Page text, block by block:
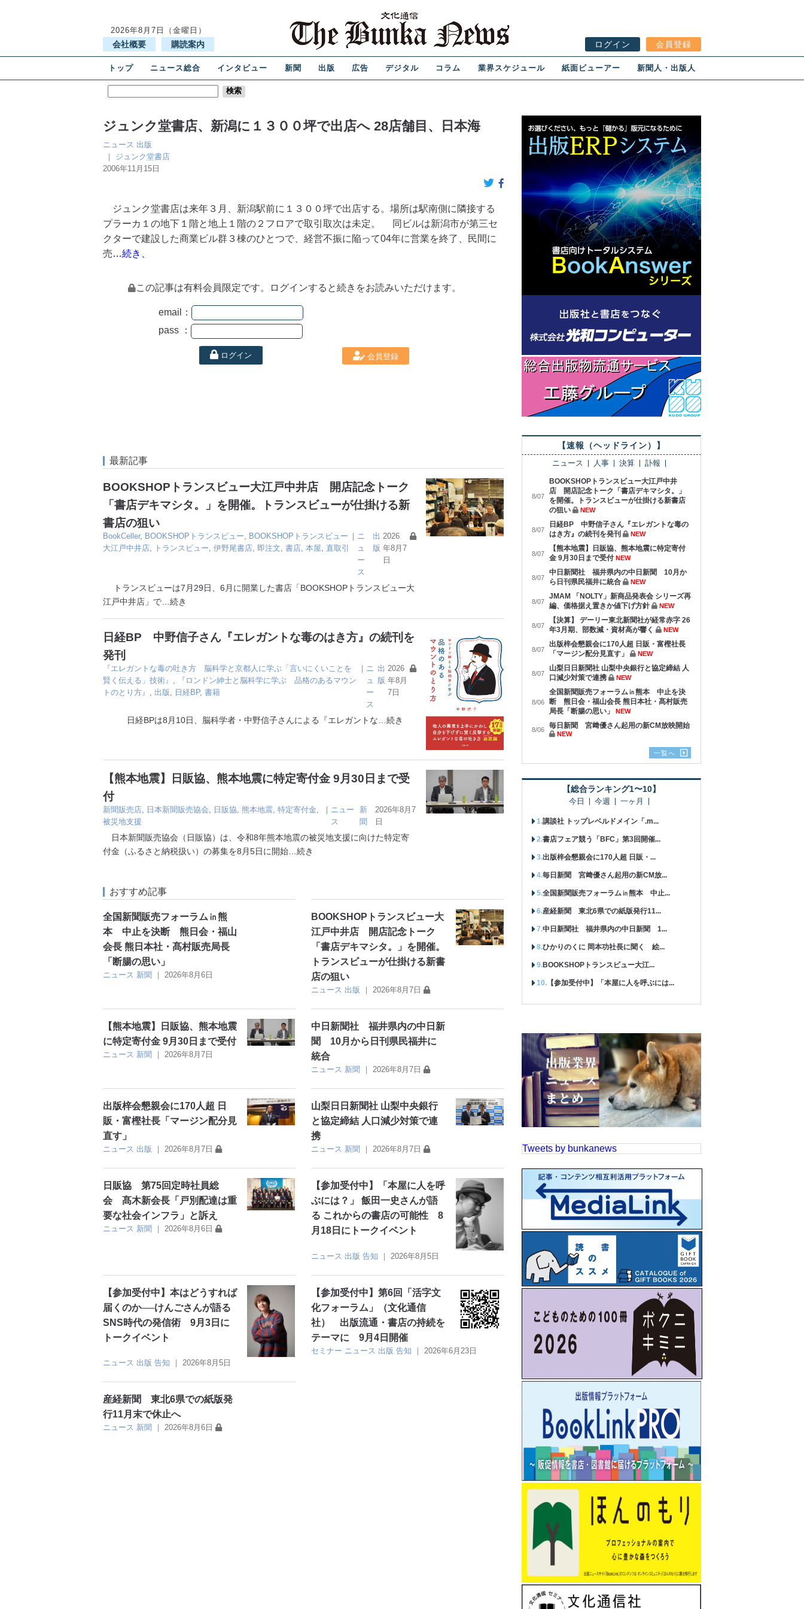
2026年8月7日（金曜日）
会社概要 購読案内 ログイン 会員登録
トップ ニュース総合 インタビュー 新聞 出版 広告 デジタル コラム 業界スケジュール 紙面ビューアー 新聞人・出版人
ジュンク堂書店、新潟に１３００坪で出店へ 28店舗目、日本海
ニュース 出版
｜ ジュンク堂書店
2006年11月15日
ジュンク堂書店は来年３月、新潟駅前に１３００坪で出店する。場所は駅南側に隣接する
プラーカ１の地下１階と地上１階の２フロアで取引取次は未定。 同ビルは新潟市が第三セ
クターで建設した商業ビル群３棟のひとつで、経営不振に陥って04年に営業を終了、民間に
売…続き、
この記事は有料会員限定です。ログインすると続きをお読みいただけます。
email：
pass ：
ログイン 会員登録
最新記事
BOOKSHOPトランスビュー大江戸中井店 開店記念トーク
「書店デキマシタ。」を開催。トランスビューが仕掛ける新
書店の狙い
BookCeller, BOOKSHOPトランスビュー
BOOKSHOPトランスビュー
大江戸中井店
トランスビュー 伊野尾書店 即注文 書店 本屋 直取引
｜ ニ
ュ
ー
ス
出
版
2026
年8月7
日
トランスビューは7月29日、6月に開業した書店「BOOKSHOPトランスビュー大
江戸中井店」で …続き
日経BP 中野信子さん『エレガントな毒のはき方』の続刊を
発刊
『エレガントな毒の吐き方 脳科学と京都人に学ぶ「言いにくいことを
賢く伝える」技術』
『ロンドン紳士と脳科学に学ぶ 品格のあるマウン
トのとり方』
出版 日経BP, 書籍
｜ ニ
ュ
ー
ス
出
版
2026
年8月
7日
日経BPは8月10日、脳科学者・中野信子さんによる『エレガントな …続き
【熊本地震】日販協、熊本地震に特定寄付金 9月30日まで受
付
新聞販売店, 日本新聞販売協会, 日販協, 熊本地震, 特定寄付金,
被災地支援
｜ ニュー
ス
新
聞
2026年8月7
日
日本新聞販売協会（日販協）は、令和8年熊本地震の被災地支援に向けた特定寄
付金（ふるさと納税扱い）の募集を8月5日に開始 …続き
おすすめ記事
全国新聞販売フォーラム㏌熊
本 中止を決断 熊日会・福山
会長 熊日本社・髙村販売局長
「断腸の思い」
ニュース 新聞 ｜ 2026年8月6日
BOOKSHOPトランスビュー大
江戸中井店 開店記念トーク
「書店デキマシタ。」を開催。
トランスビューが仕掛ける新書
店の狙い
ニュース 出版 ｜2026年8月7日
【熊本地震】日販協、熊本地震
に特定寄付金 9月30日まで受付
ニュース 新聞 ｜ 2026年8月7日
中日新聞社 福井県内の中日新
聞 10月から日刊県民福井に
統合
ニュース 新聞 ｜2026年8月7日
出版梓会懇親会に170人超 日
販・富樫社長「マージン配分見
直す」
ニュース 出版 ｜ 2026年8月7日
山梨日日新聞社 山梨中央銀行
と協定締結 人口減少対策で連
携
ニュース 新聞 ｜2026年8月7日
日販協 第75回定時社員総
会 髙木新会長「戸別配達は重
要な社会インフラ」と訴え
ニュース 新聞 ｜ 2026年8月6日
【参加受付中】「本屋に人を呼
ぶには？」 飯田一史さんが語
る これからの書店の可能性 8
月18日にトークイベント
ニュース 出版 告知 ｜ 2026年8月5日
【参加受付中】本はどうすれば
届くのか──けんごさんが語る
SNS時代の発信術 9月3日に
トークイベント
ニュース 出版 告知 ｜ 2026年8月5日
【参加受付中】第6回「活字文
化フォーラム」（文化通信
社） 出版流通・書店の持続を
テーマに 9月4日開催
セミナー ニュース 出版 告知 ｜ 2026年6月23日
産経新聞 東北6県での紙版発
行11月末で休止へ
ニュース 新聞 ｜ 2026年8月6日
【速報（ヘッドライン）】
ニュース 人事 決算 訃報
8/07
BOOKSHOPトランスビュー大江戸中井
店 開店記念トーク「書店デキマシタ。」
を開催。トランスビューが仕掛ける新書店
の狙い
NEW
8/07
日経BP 中野信子さん『エレガントな毒の
はき方』の続刊を発刊
NEW
8/07
【熊本地震】日販協、熊本地震に特定寄付
金 9月30日まで受付 NEW
8/07
中日新聞社 福井県内の中日新聞 10月か
ら日刊県民福井に統合
NEW
8/07
JMAM 「NOLTY」新商品発表会 シリーズ再
編、価格据え置きか値下げ方針
NEW
8/07
【決算】 デーリー東北新聞社が経常赤字 26
年3月期、部数減・資材高が響く
NEW
8/07
出版梓会懇親会に170人超 日販・富樫社長
「マージン配分見直す」
NEW
8/07
山梨日日新聞社 山梨中央銀行と協定締結 人
口減少対策で連携
NEW
8/06
全国新聞販売フォーラム㏌熊本 中止を決
断 熊日会・福山会長 熊日本社・髙村販売
局長「断腸の思い」
NEW
8/06 毎日新聞 宮﨑優さん起用の新CM放映開始
NEW
一覧へ
【総合ランキング1〜10】
今日 今週 一ヶ月
講談社 トップレベルドメイン「.m...
書店フェア競う「BFC」第3回開催...
出版梓会懇親会に170人超 日販・...
毎日新聞 宮﨑優さん起用の新CM放...
全国新聞販売フォーラム㏌熊本 中止...
産経新聞 東北6県での紙版発行11...
中日新聞社 福井県内の中日新聞 1...
ひかりのくに 岡本功社長に聞く 絵...
BOOKSHOPトランスビュー大江...
【参加受付中】「本屋に人を呼ぶには...
Tweets by bunkanews